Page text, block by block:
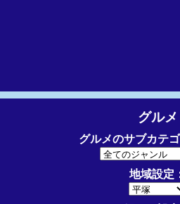
グルメ
グルメのサブカテ
地域設定